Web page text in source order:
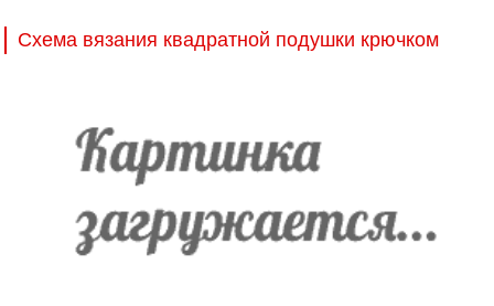
Схема вязания квадратной подушки крючком